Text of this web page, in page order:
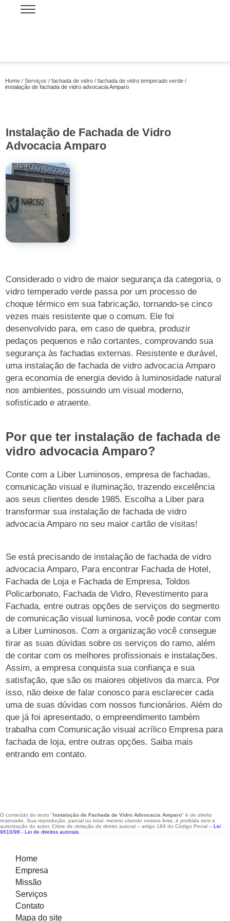
Home Serviços fachada de vidro
fachada de vidro temperado verde
instalação de fachada de vidro advocacia Amparo
Instalação de Fachada de Vidro
Advocacia Amparo
Considerado o vidro de maior segurança da categoria, o
vidro temperado verde passa por um processo de
choque térmico em sua fabricação, tornando-se cinco
vezes mais resistente que o comum. Ele foi
desenvolvido para, em caso de quebra, produzir
pedaços pequenos e não cortantes, comprovando sua
segurança às fachadas externas. Resistente e durável,
uma instalação de fachada de vidro advocacia Amparo
gera economia de energia devido à luminosidade natural
nos ambientes, possuindo um visual moderno,
sofisticado e atraente.
Por que ter instalação de fachada de
vidro advocacia Amparo?
Conte com a Liber Luminosos, empresa de fachadas,
comunicação visual e iluminação, trazendo excelência
aos seus clientes desde 1985. Escolha a Liber para
transformar sua instalação de fachada de vidro
advocacia Amparo no seu maior cartão de visitas!
Se está precisando de instalação de fachada de vidro
advocacia Amparo, Para encontrar Fachada de Hotel,
Fachada de Loja e Fachada de Empresa, Toldos
Policarbonato, Fachada de Vidro, Revestimento para
Fachada, entre outras opções de serviços do segmento
de comunicação visual luminosa, você pode contar com
a Liber Luminosos. Com a organização você consegue
tirar as suas dúvidas sobre os serviços do ramo, além
de contar com os melhores profissionais e instalações.
Assim, a empresa conquista sua confiança e sua
satisfação, que são os maiores objetivos da marca. Por
isso, não deixe de falar conosco para esclarecer cada
uma de suas dúvidas com nossos funcionários. Além do
que já foi apresentado, o empreendimento também
trabalha com Comunicação visual acrílico Empresa para
fachada de loja, entre outras opções. Saiba mais
entrando em contato.
O conteúdo do texto "Instalação de Fachada de Vidro Advocacia Amparo" é de direito
reservado. Sua reprodução, parcial ou total, mesmo citando nossos links, é proibida sem a
autorização do autor. Crime de violação de direito autoral – artigo 184 do Código Penal – Lei
9610/98 - Lei de direitos autorais
Home
Empresa
Missão
Serviços
Contato
Mapa do site